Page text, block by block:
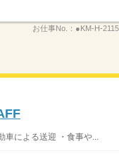
お仕事No.： ●KM-H-
による送迎 ・食事や...